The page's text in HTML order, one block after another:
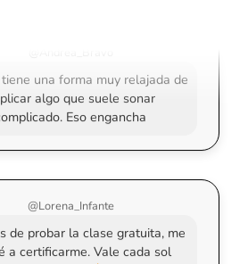
algo que suele sonar
Eso engancha
de probar la clase gratuita, me
a certificarme. Vale cada sol
invertido